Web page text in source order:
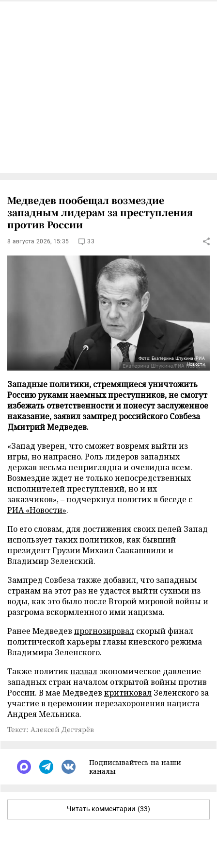
Медведев пообещал возмездие
западным лидерам за преступления
против России
8 августа 2026, 15:35 33
Фото: Екатерина Штукина/РИА
Новости
Западные политики, стремящиеся уничтожить
Россию руками наемных преступников, не смогут
избежать ответственности и понесут заслуженное
наказание, заявил зампред российского Совбеза
Дмитрий Медведев.
«Запад уверен, что сможет вовремя выйти из
игры, но напрасно. Роль лидеров западных
держав весьма неприглядна и очевидна всем.
Возмездие ждет не только непосредственных
исполнителей преступлений, но и их
заказчиков», – подчеркнул политик в беседе с
РИА «Новости».
По его словам, для достижения своих целей Запад
использует таких политиков, как бывший
президент Грузии Михаил Саакашвили и
Владимир Зеленский.
Зампред Совбеза также добавил, что западным
странам на этот раз не удастся выйти сухими из
воды, как это было после Второй мировой войны и
разгрома вскормленного ими нацизма.
Ранее Медведев прогнозировал скорый финал
политической карьеры главы киевского режима
Владимира Зеленского.
Также политикназвал экономическое давление
западных стран началом открытой войны против
России. В мае Медведев критиковал Зеленского за
участие в церемонии перезахоронения нациста
Андрея Мельника.
Текст: Алексей Дегтярёв
Подписывайтесь на наши
каналы
Читать комментарии (33)